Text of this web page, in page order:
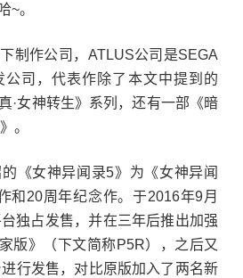
~。
制作公司，ATLUS公司是SEGA
司，代表作除了本文中提到的
·女神转生》系列，还有一部《暗
。
《女神异闻录5》为《女神异闻
和20周年纪念作。于2016年9月
独占发售，并在三年后推出加强
版》（下文简称P5R），之后又
行发售，对比原版加入了两名新